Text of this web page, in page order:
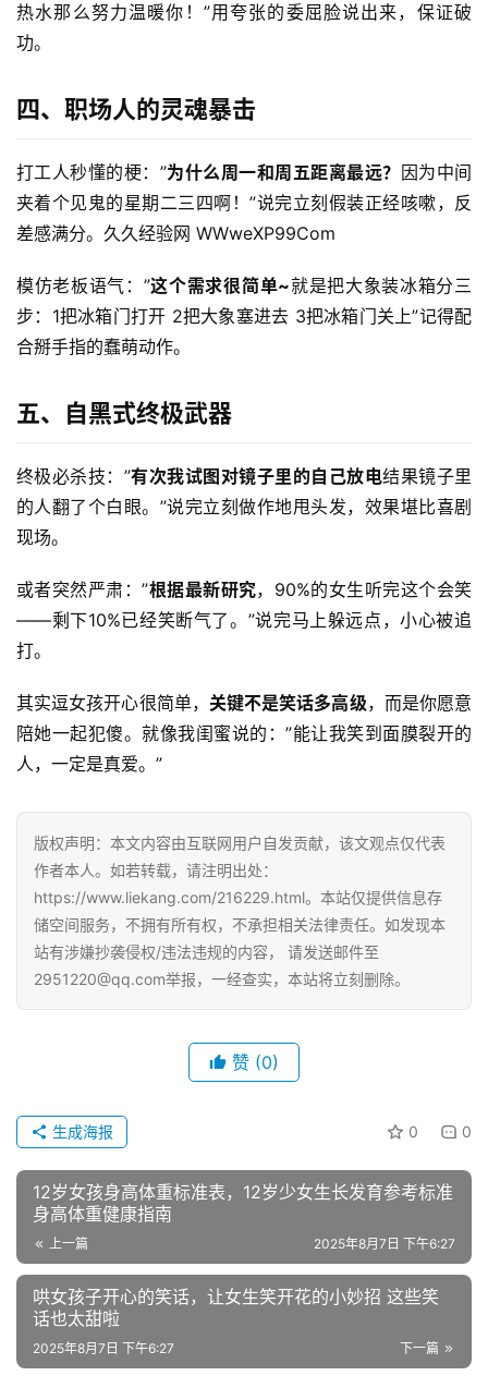
热水那么努力温暖你！”用夸张的委屈脸说出来，保证破
功。
四、职场人的灵魂暴击
打工人秒懂的梗：”为什么周一和周五距离最远？ 因为中间
夹着个见鬼的星期二三四啊！”说完立刻假装正经咳嗽，反
差感满分。久久经验网 WWweXP99Com
模仿老板语气：”这个需求很简单~就是把大象装冰箱分三
步：1把冰箱门打开 2把大象塞进去 3把冰箱门关上”记得配
合掰手指的蠢萌动作。
五、自黑式终极武器
终极必杀技：”有次我试图对镜子里的自己放电结果镜子里
的人翻了个白眼。”说完立刻做作地甩头发，效果堪比喜剧
现场。
或者突然严肃：”根据最新研究，90%的女生听完这个会笑
——剩下10%已经笑断气了。”说完马上躲远点，小心被追
打。
其实逗女孩开心很简单， 关键不是笑话多高级，而是你愿意
陪她一起犯傻。就像我闺蜜说的：”能让我笑到面膜裂开的
人，一定是真爱。”
版权声明：本文内容由互联网用户自发贡献，该文观点仅代表
作者本人。如若转载，请注明出处：
https://www.liekang.com/216229.html。本站仅提供信息存
储空间服务，不拥有所有权，不承担相关法律责任。如发现本
站有涉嫌抄袭侵权/违法违规的内容， 请发送邮件至
2951220@qq.com举报，一经查实，本站将立刻删除。
赞 (0)
0 0
生成海报
12岁女孩身高体重标准表，12岁少女生长发育参考标准
身高体重健康指南
上一篇 2025年8月7日 下午6:27
哄女孩子开心的笑话，让女生笑开花的小妙招 这些笑
话也太甜啦
下一篇
2025年8月7日 下午6:27